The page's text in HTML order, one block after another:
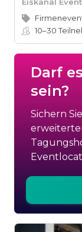
10–30
Darf
sein?
Sichern